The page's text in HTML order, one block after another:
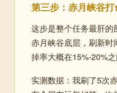
第三步：赤月峡谷
这步是整个任务最肝
赤月峡谷底层，刷新时
掉率大概在15%-20%之
实测数据：我刷了5次